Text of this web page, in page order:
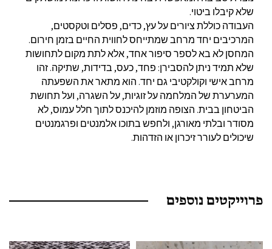
שלא קיבלו ביטוי.
העבודה כוללת ציורים על עץ, כדים, פסלים וטקסטים,
המרכיבים יחד מרחב שמתייחס לחווית החיים בזמן חירום.
המחסן לא בא לספר סיפור אחד, אלא לתת מקום לתחושות
שלא תמיד ניתן להסבירן: פחד, כעס, בדידות, שתיקה. זהו
מרחב אישי וקולקטיבי גם יחד. הוא מתאר את השפעתה
המערערת של המלחמה על זוגיות, על השגרה, ועל תחושת
הביטחון בבית. הצופה מוזמן להיכנס לתוך חלל עמוס, לא
מסודר ובלתי מאורגן, ולחפש בתוכו אלמנטים ופרגמנטים
שיכולים לעורר זיכרון או הזדהות.
פרוייקטים נוספים